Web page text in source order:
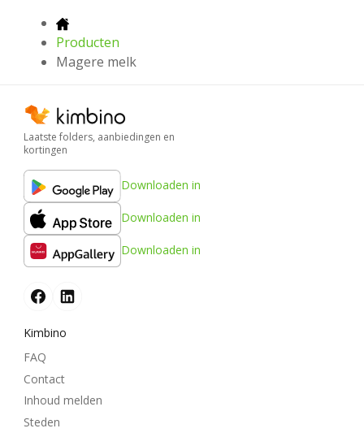
Producten
Magere melk
Laatste folders, aanbiedingen en
kortingen
Downloaden in
Downloaden in
Downloaden in
Kimbino
FAQ
Contact
Inhoud melden
Steden